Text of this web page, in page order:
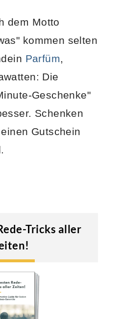
dem Motto
kommen selten
Parfüm,
Die
Geschenke"
Schenken
Gutschein